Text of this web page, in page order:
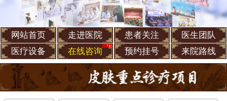
网站首页 走进医院 患者关注
医生团队
医疗设备
在线咨询 预约挂号 来院路线